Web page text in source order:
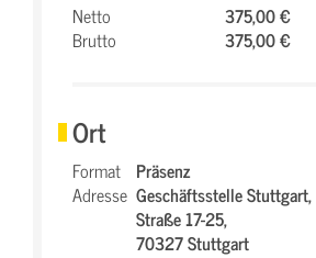
Netto
375,00 €
Brutto
375,00 €
Ort
Format Präsenz
Adresse Geschäftsstelle Stuttgart,
Straße 17-25,
70327 Stuttgart